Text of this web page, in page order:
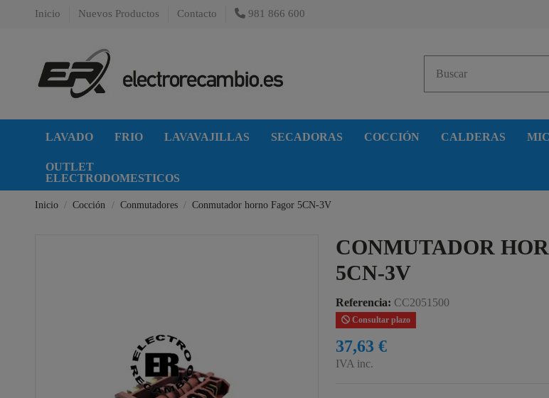
Inicio Nuevos Productos Contacto 981 866 600
LAVADO FRIO LAVAVAJILLAS SECADORAS COCCIÓN CALDERAS
OUTLET
ELECTRODOMESTICOS
Inicio Cocción Conmutadores Conmutador horno Fagor 5CN-3V
CONMUTADOR
5CN-3V
Referencia: CC2051500
Consultar plazo
37,63 €
IVA inc.